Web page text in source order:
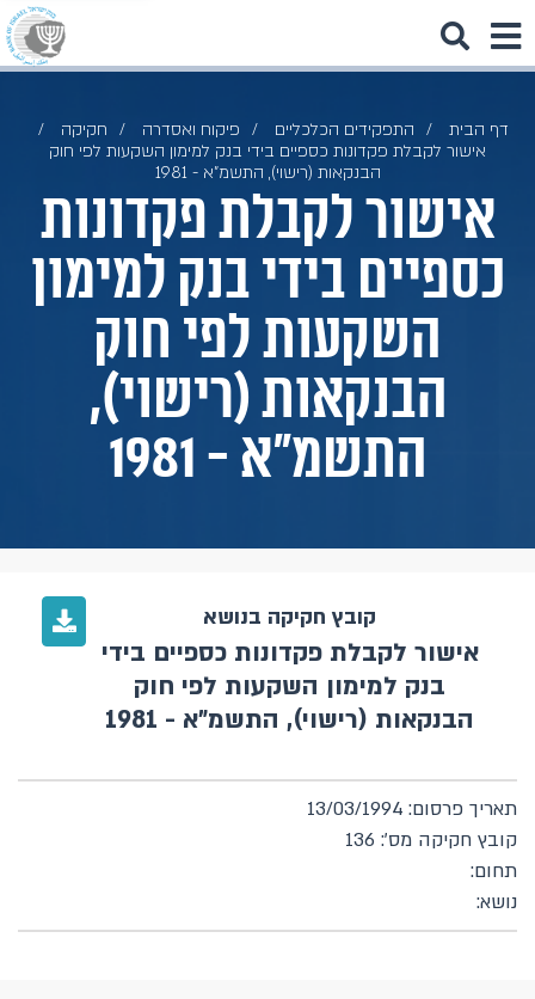
דף הבית התפקידים הכלכליים פיקוח ואסדרה
חקיקה
אישור לקבלת פקדונות כספיים בידי בנק למימון השקעות לפי חוק
הבנקאות (רישוי), התשמ"א - 1981
אישור לקבלת פקדונות
כספיים בידי בנק למימון
השקעות לפי חוק
הבנקאות (רישוי),
התשמ"א - 1981
קובץ חקיקה בנושא
אישור לקבלת פקדונות כספיים בידי
בנק למימון השקעות לפי חוק
הבנקאות (רישוי), התשמ"א - 1981
תאריך פרסום: 13/03/1994
קובץ חקיקה מס': 136
תחום:
נושא: